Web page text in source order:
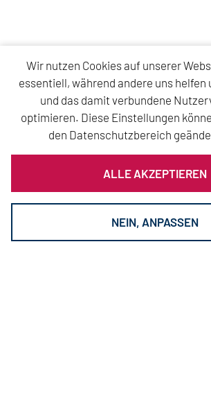
Wir nutzen Cookies auf unserer
essentiell, während andere uns helfen
und das damit verbundene
optimieren. Diese Einstellungen
den Datenschutzbereich
ALLE AKZEPTIEREN
NEIN, ANPASSEN